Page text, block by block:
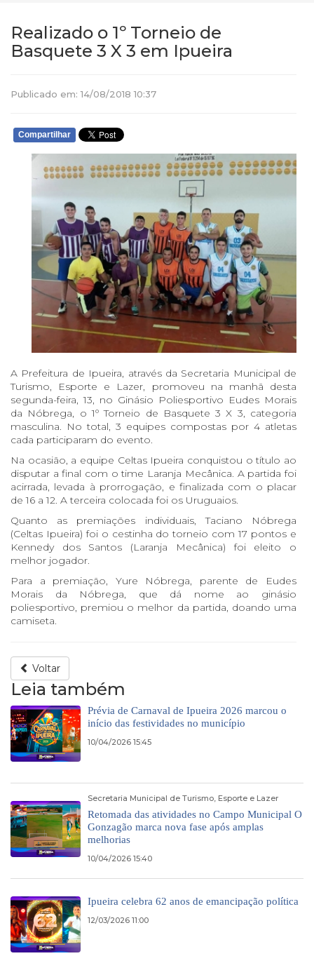
Realizado o 1º Torneio de
Basquete 3 X 3 em Ipueira
Publicado em: 14/08/2018 10:37
Compartilhar
A Prefeitura de Ipueira, através da Secretaria Municipal de
Turismo, Esporte e Lazer, promoveu na manhã desta
segunda-feira, 13, no Ginásio Poliesportivo Eudes Morais
da Nóbrega, o 1º Torneio de Basquete 3 X 3, categoria
masculina. No total, 3 equipes compostas por 4 atletas
cada participaram do evento.
Na ocasião, a equipe Celtas Ipueira conquistou o título ao
disputar a final com o time Laranja Mecânica. A partida foi
acirrada, levada à prorrogação, e finalizada com o placar
de 16 a 12. A terceira colocada foi os Uruguaios.
Quanto as premiações individuais, Taciano Nóbrega
(Celtas Ipueira) foi o cestinha do torneio com 17 pontos e
Kennedy dos Santos (Laranja Mecânica) foi eleito o
melhor jogador.
Para a premiação, Yure Nóbrega, parente de Eudes
Morais da Nóbrega, que dá nome ao ginásio
poliesportivo, premiou o melhor da partida, doando uma
camiseta.
Voltar
Leia também
Prévia de Carnaval de Ipueira 2026 marcou o
início das festividades no município
10/04/2026 15:45
Secretaria Municipal de Turismo, Esporte e Lazer
Retomada das atividades no Campo Municipal O
Gonzagão marca nova fase após amplas
melhorias
10/04/2026 15:40
Ipueira celebra 62 anos de emancipação política
12/03/2026 11:00